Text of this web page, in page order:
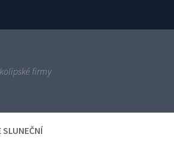
firmy
SLUNEČNÍ